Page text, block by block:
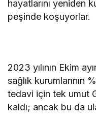
hayatlarını yeniden
peşinde koşuyorlar.
2023 yılının Ekim
sağlık kurumlarının
tedavi için tek umut
kaldı; ancak bu da